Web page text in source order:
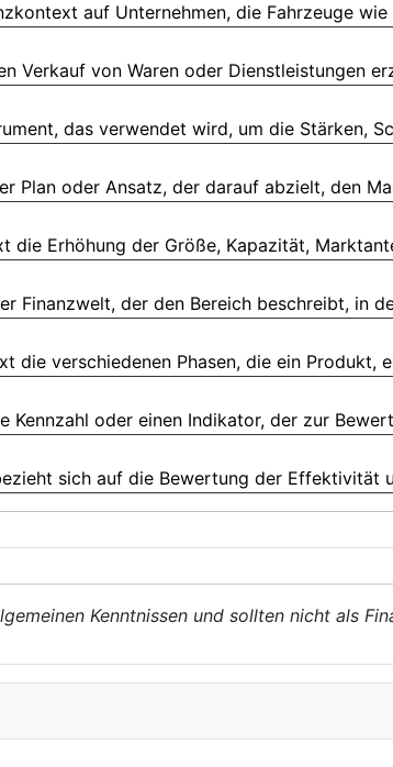
auf Unternehmen, die Fahrzeuge
Verkauf von Waren oder Dienstleistungen
das verwendet wird, um die Stärken,
Plan oder Ansatz, der darauf abzielt, den
die Erhöhung der Größe, Kapazität,
Finanzwelt, der den Bereich beschreibt, in
die verschiedenen Phasen, die ein Produkt,
oder einen Indikator, der zur
sich auf die Bewertung der Effektivität
Kenntnissen und sollten nicht als